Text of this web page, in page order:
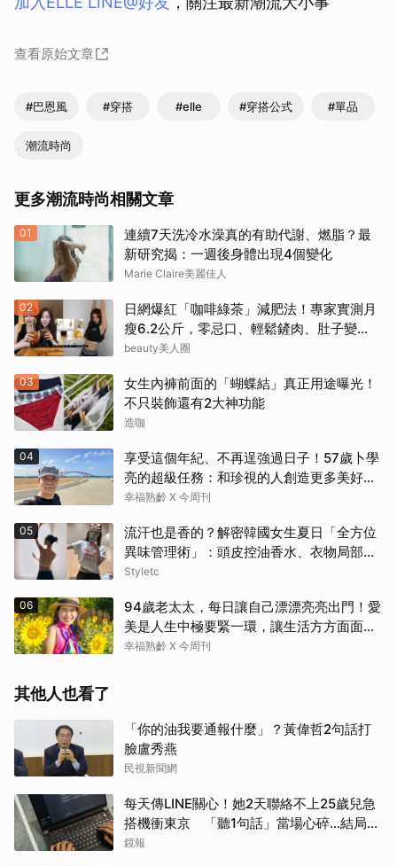
查看原始文章
#巴恩風 #穿搭 #elle #穿搭公式 #單品
潮流時尚
更多潮流時尚相關文章
01
連續7天洗冷水澡真的有助代謝、燃脂？最
新研究揭：一週後身體出現4個變化
Marie Claire美麗佳人
02
日網爆紅「咖啡綠茶」減肥法！專家實測月
瘦6.2公斤，零忌口、輕鬆鏟肉、肚子變
小！
beauty美人圈
03
女生內褲前面的「蝴蝶結」真正用途曝光！
不只裝飾還有2大神功能
造咖
04
享受這個年紀、不再逞強過日子！57歲卜學
亮的超級任務：和珍視的人創造更多美好記
憶
幸福熟齡 X 今周刊
05
流汗也是香的？解密韓國女生夏日「全方位
異味管理術」：頭皮控油香水、衣物局部消
臭，打造自帶母胎偽體香
Styletc
06
94歲老太太，每日讓自己漂漂亮亮出門！愛
美是人生中極要緊一環，讓生活方方面面，
更加豐富有樂趣
幸福熟齡 X 今周刊
其他人也看了
「你的油我要通報什麼」？黃偉哲2句話打
臉盧秀燕
民視新聞網
每天傳LINE關心！她2天聯絡不上25歲兒急
搭機衝東京 「聽1句話」當場心碎...結局看
哭網
鏡報